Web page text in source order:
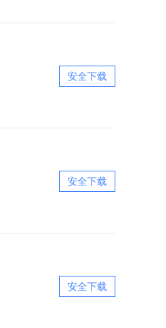
安全下载
安全下载
安全下载